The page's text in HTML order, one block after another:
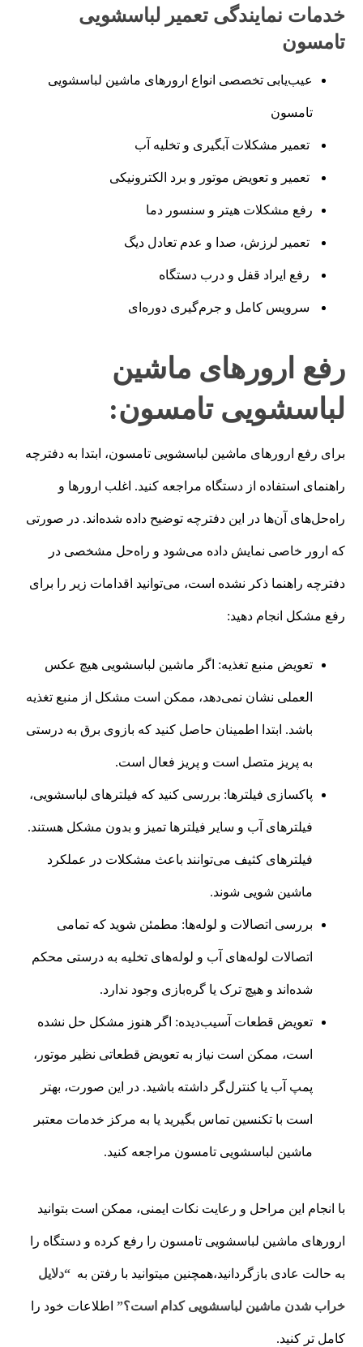
خدمات نمایندگی تعمیر لباسشویی
تامسون
عیب‌یابی تخصصی انواع ارورهای ماشین لباسشویی
تامسون
تعمیر مشکلات آبگیری و تخلیه آب
تعمیر و تعویض موتور و برد الکترونیکی
رفع مشکلات هیتر و سنسور دما
تعمیر لرزش، صدا و عدم تعادل دیگ
رفع ایراد قفل و درب دستگاه
سرویس کامل و جرم‌گیری دوره‌ای
رفع ارورهای ماشین
لباسشویی تامسون:
برای رفع ارورهای ماشین لباسشویی تامسون، ابتدا به دفترچه
راهنمای استفاده از دستگاه مراجعه کنید. اغلب ارورها و
راه‌حل‌های آن‌ها در این دفترچه توضیح داده شده‌اند. در صورتی
که ارور خاصی نمایش داده می‌شود و راه‌حل مشخصی در
دفترچه راهنما ذکر نشده است، می‌توانید اقدامات زیر را برای
رفع مشکل انجام دهید:
تعویض منبع تغذیه: اگر ماشین لباسشویی هیچ عکس
العملی نشان نمی‌دهد، ممکن است مشکل از منبع تغذیه
باشد. ابتدا اطمینان حاصل کنید که بازوی برق به درستی
به پریز متصل است و پریز فعال است.
پاکسازی فیلترها: بررسی کنید که فیلترهای لباسشویی،
فیلترهای آب و سایر فیلترها تمیز و بدون مشکل هستند.
فیلترهای کثیف می‌توانند باعث مشکلات در عملکرد
ماشین شویی شوند.
بررسی اتصالات و لوله‌ها: مطمئن شوید که تمامی
اتصالات لوله‌های آب و لوله‌های تخلیه به درستی محکم
شده‌اند و هیچ ترک یا گره‌بازی وجود ندارد.
تعویض قطعات آسیب‌دیده: اگر هنوز مشکل حل نشده
است، ممکن است نیاز به تعویض قطعاتی نظیر موتور،
پمپ آب یا کنترل‌گر داشته باشید. در این صورت، بهتر
است با تکنسین تماس بگیرید یا به مرکز خدمات معتبر
ماشین لباسشویی تامسون مراجعه کنید.
با انجام این مراحل و رعایت نکات ایمنی، ممکن است بتوانید
ارورهای ماشین لباسشویی تامسون را رفع کرده و دستگاه را
به حالت عادی بازگردانید،همچنین میتوانید با رفتن به “دلایل
خراب شدن ماشین لباسشویی کدام است؟” اطلاعات خود را
کامل تر کنید.